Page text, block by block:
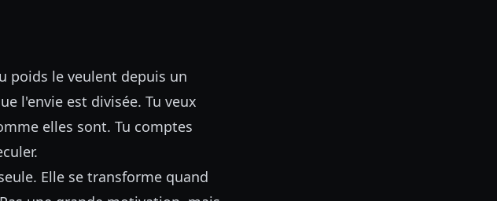
poids le veulent depuis un
l'envie est divisée. Tu veux
elles sont. Tu comptes
Elle se transforme quand